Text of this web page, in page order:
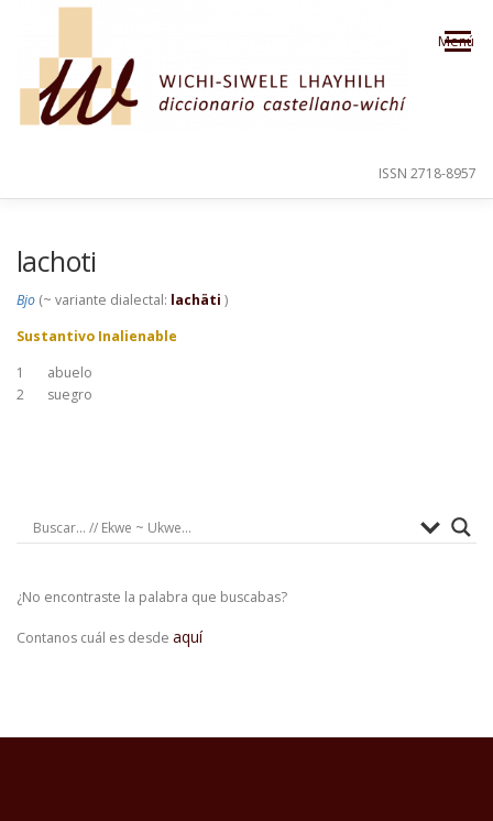
Saltar al contenido
Menú
ISSN 2718-8957
lachoti
Bjo (~ variante dialectal: lachäti )
Sustantivo Inalienable
1
abuelo
2
suegro
¿No encontraste la palabra que buscabas?
Contanos cuál es desde aquí